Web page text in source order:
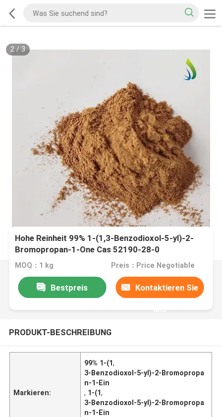
2/ 3
Hohe Reinheit 99% 1-(1,3-Benzodioxol-5-yl)-2-
Bromopropan-1-One Cas 52190-28-0
MOQ：1 kg Preis：Price Negotiable
Bestpreis Kontaktieren Sie
uns
PRODUKT-BESCHREIBUNG
Markieren:
99% 1-(1,
3-Benzodioxol-5-yl)-2-Bromopropa
n-1-Ein
, 1-(1,
3-Benzodioxol-5-yl)-2-Bromopropa
n-1-Ein